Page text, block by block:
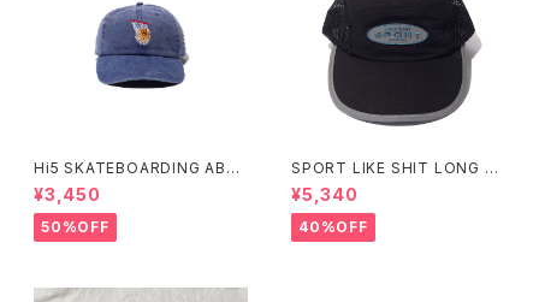
Hi5 SKATEBOARDING ABO
VE THE RIM CAP
¥3,450
50%OFF
SPORT LIKE SHIT LONG BI
LL JET CAP
¥5,340
40%OFF